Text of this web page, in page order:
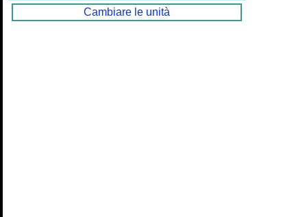
Cambiare le unità